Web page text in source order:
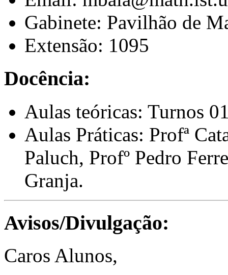
Gabinete: Pavilhão de
Extensão: 1095
Docência:
Aulas teóricas: Turnos
Aulas Práticas: Profª
Paluch, Profº Pedro
Granja.
Avisos/Divulgação:
Caros Alunos,